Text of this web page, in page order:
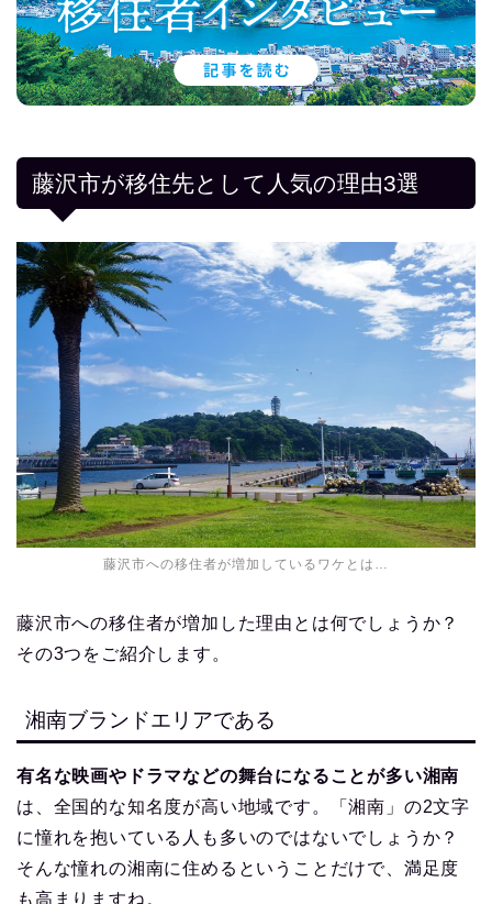
藤沢市が移住先として人気の理由3選
藤沢市への移住者が増加しているワケとは…
藤沢市への移住者が増加した理由とは何でしょうか？
その3つをご紹介します。
湘南ブランドエリアである
有名な映画やドラマなどの舞台になることが多い湘南
は、全国的な知名度が高い地域です。「湘南」の2文字
に憧れを抱いている人も多いのではないでしょうか？
そんな憧れの湘南に住めるということだけで、満足度
も高まりますね。